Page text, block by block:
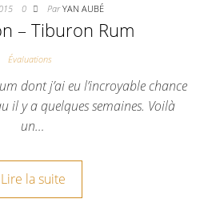
0 ParYAN AUBÉ
– Tiburon Rum
Évaluations
dont j’ai eu l’incroyable chance
il y a quelques semaines. Voilà
un…
Lire la suite